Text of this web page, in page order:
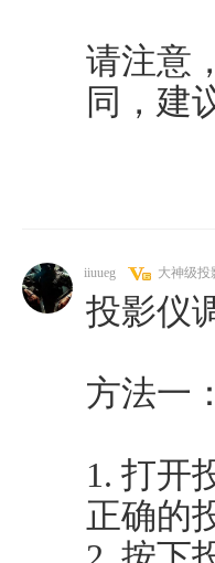
请注意
同，建
iiuueg 大神级投
投影仪
方法一
1. 打开
正确的